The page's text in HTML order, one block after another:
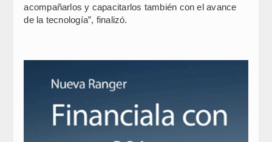
acompañarlos y capacitarlos también con el avance
de la tecnología”, finalizó.